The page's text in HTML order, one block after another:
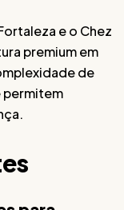
e o Chez
premium em
de